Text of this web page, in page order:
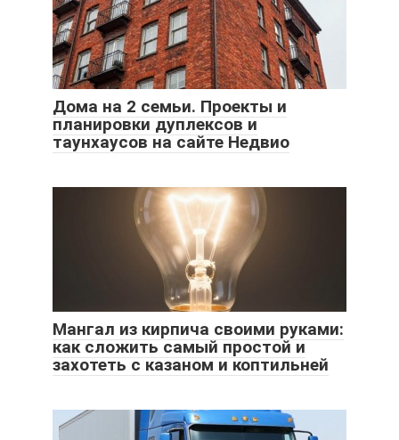
Дома на 2 семьи. Проекты и
планировки дуплексов и
таунхаусов на сайте Недвио
Мангал из кирпича своими руками:
как сложить самый простой и
захотеть с казаном и коптильней